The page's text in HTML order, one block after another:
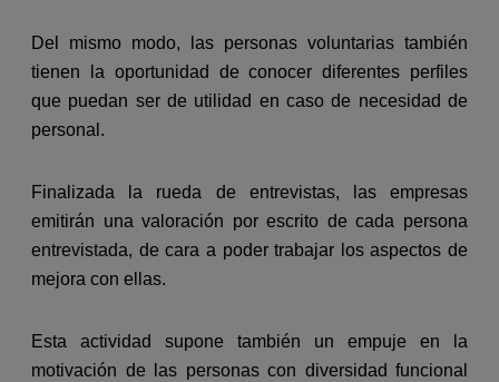
Del mismo modo, las personas voluntarias también
tienen la oportunidad de conocer diferentes perfiles
que puedan ser de utilidad en caso de necesidad de
personal.
Finalizada la rueda de entrevistas, las empresas
emitirán una valoración por escrito de cada persona
entrevistada, de cara a poder trabajar los aspectos de
mejora con ellas.
Esta actividad supone también un empuje en la
motivación de las personas con diversidad funcional